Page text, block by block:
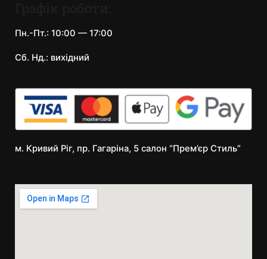
Пн.-Пт.: 10:00 — 17:00
Сб. Нд.: вихідний
м. Кривий Ріг, пр. Гагаріна, 5 салон “Прем’єр Стиль”